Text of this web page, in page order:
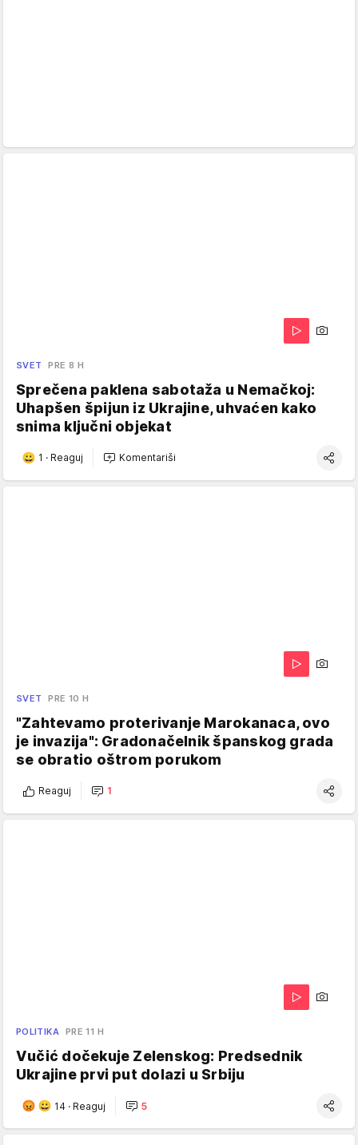
SVET PRE 8 H
Sprečena paklena sabotaža u Nemačkoj:
Uhapšen špijun iz Ukrajine, uhvaćen kako
snima ključni objekat
1 · Reaguj Komentariši
SVET PRE 10 H
"Zahtevamo proterivanje Marokanaca, ovo
je invazija": Gradonačelnik španskog grada
se obratio oštrom porukom
Reaguj 1
POLITIKA PRE 11 H
Vučić dočekuje Zelenskog: Predsednik
Ukrajine prvi put dolazi u Srbiju
14 · Reaguj 5